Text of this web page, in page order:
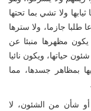
ولا تشي بما تحتها
طلبا جازما، ولا سترها
مظهرها منبئا عن
حياتها، ويكون نائيا
بمظاهر جسدها، مما
شأن من الشئون، لا